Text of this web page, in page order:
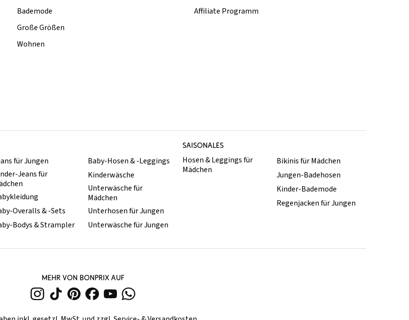
Bademode
Große Größen
Wohnen
Affiliate Programm
SAISONALES
für Jungen
Jeans für
Overalls & -Sets
Bodys & Strampler
Baby-Hosen & -Leggings
Kinderwäsche
Unterwäsche für
Mädchen
Unterhosen für Jungen
Unterwäsche für Jungen
Hosen & Leggings für
Mädchen
Bikinis für Mädchen
Jungen-Badehosen
Kinder-Bademode
Regenjacken für Jungen
MEHR VON BONPRIX AUF